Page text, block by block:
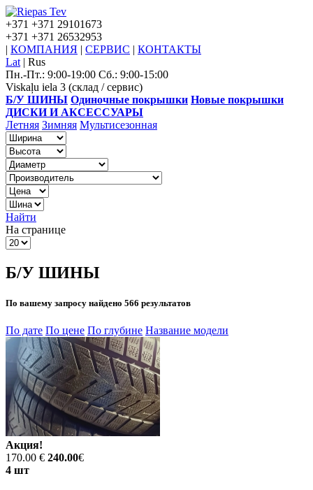
+371 +371 29101673
+371 +371 26532953
| КОМПАНИЯ | СЕРВИС | КОНТАКТЫ
Lat | Rus
Пн.-Пт.: 9:00-19:00 Сб.: 9:00-15:00
Viskaļu iela 3 (склад / сервис)
Б/У ШИНЫ Одиночные покрышки Новые покрышки
ДИСКИ И АКСЕССУАРЫ
Летняя Зимняя Мультисезонная
Найти
На странице
Б/У ШИНЫ
По вашему запросу найдено 566 результатов
По дате По цене По глубине Название модели
Акция!
170.00 € 240.00€
4 шт